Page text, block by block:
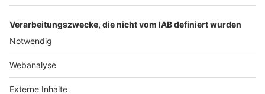
Nutzungsbedingungen Datenschutz Impressum